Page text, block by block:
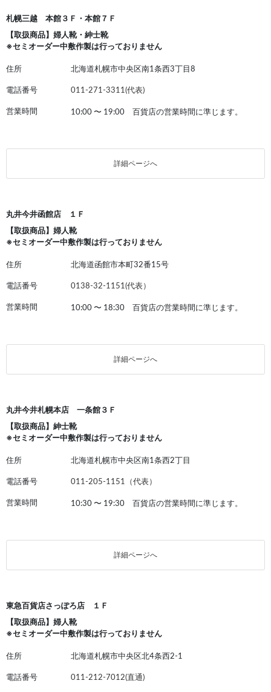
札幌三越 本館３Ｆ・本館７Ｆ
【取扱商品】婦人靴・紳士靴
※セミオーダー中敷作製は行っておりません
住所 北海道札幌市中央区南1条西3丁目8
電話番号 011-271-3311(代表)
営業時間 10:00 〜 19:00 百貨店の営業時間に準じます。
詳細ページへ
丸井今井函館店 １Ｆ
【取扱商品】婦人靴
※セミオーダー中敷作製は行っておりません
住所 北海道函館市本町32番15号
電話番号 0138-32-1151(代表）
営業時間 10:00 〜 18:30 百貨店の営業時間に準じます。
詳細ページへ
丸井今井札幌本店 一条館３Ｆ
【取扱商品】紳士靴
※セミオーダー中敷作製は行っておりません
住所 北海道札幌市中央区南1条西2丁目
電話番号 011-205-1151（代表）
営業時間 10:30 〜 19:30 百貨店の営業時間に準じます。
詳細ページへ
東急百貨店さっぽろ店 １Ｆ
【取扱商品】婦人靴
※セミオーダー中敷作製は行っておりません
住所 北海道札幌市中央区北4条西2-1
電話番号 011-212-7012(直通)